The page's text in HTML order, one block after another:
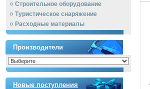
Строительное оборудование
Туристическое снаряжение
Расходные материалы
Производители
Новые поступления